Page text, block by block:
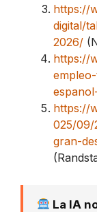
https://
digital/
2026/
https://
https://
025/09/
gran-
La IA